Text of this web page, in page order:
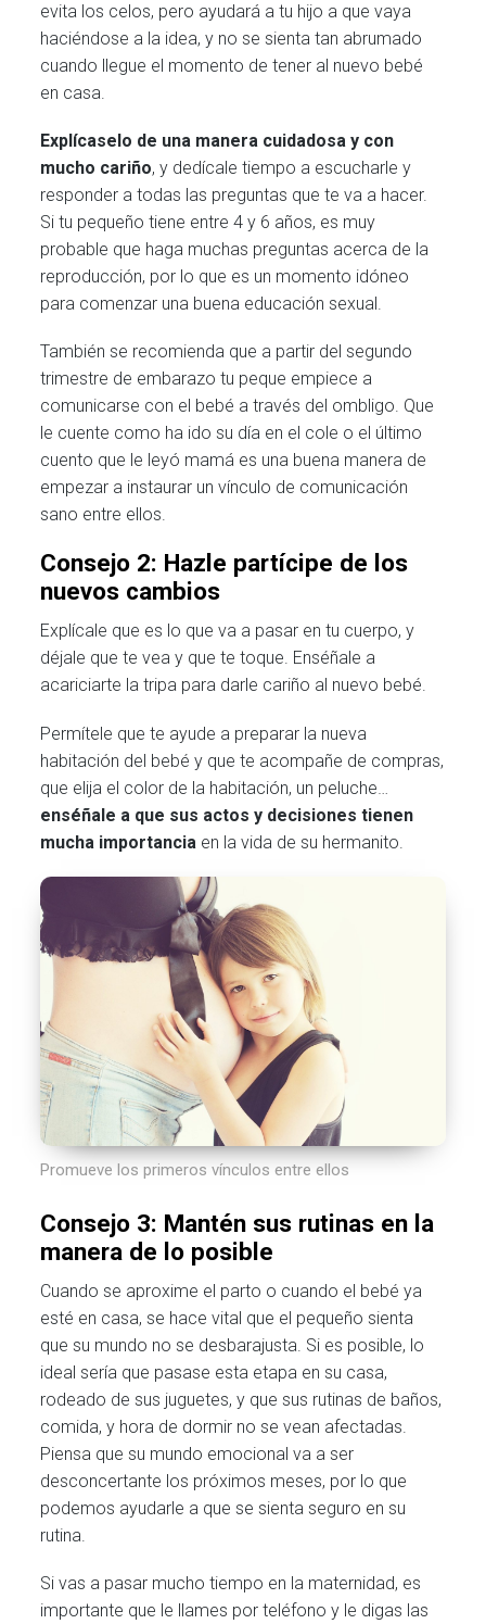
evita los celos, pero ayudará a tu hijo a que vaya
haciéndose a la idea, y no se sienta tan abrumado
cuando llegue el momento de tener al nuevo bebé
en casa.
Explícaselo de una manera cuidadosa y con
mucho cariño, y dedícale tiempo a escucharle y
responder a todas las preguntas que te va a hacer.
Si tu pequeño tiene entre 4 y 6 años, es muy
probable que haga muchas preguntas acerca de la
reproducción, por lo que es un momento idóneo
para comenzar una buena educación sexual.
También se recomienda que a partir del segundo
trimestre de embarazo tu peque empiece a
comunicarse con el bebé a través del ombligo. Que
le cuente como ha ido su día en el cole o el último
cuento que le leyó mamá es una buena manera de
empezar a instaurar un vínculo de comunicación
sano entre ellos.
Consejo 2: Hazle partícipe de los
nuevos cambios
Explícale que es lo que va a pasar en tu cuerpo, y
déjale que te vea y que te toque. Enséñale a
acariciarte la tripa para darle cariño al nuevo bebé.
Permítele que te ayude a preparar la nueva
habitación del bebé y que te acompañe de compras,
que elija el color de la habitación, un peluche…
enséñale a que sus actos y decisiones tienen
mucha importancia en la vida de su hermanito.
Promueve los primeros vínculos entre ellos
Consejo 3: Mantén sus rutinas en la
manera de lo posible
Cuando se aproxime el parto o cuando el bebé ya
esté en casa, se hace vital que el pequeño sienta
que su mundo no se desbarajusta. Si es posible, lo
ideal sería que pasase esta etapa en su casa,
rodeado de sus juguetes, y que sus rutinas de baños,
comida, y hora de dormir no se vean afectadas.
Piensa que su mundo emocional va a ser
desconcertante los próximos meses, por lo que
podemos ayudarle a que se sienta seguro en su
rutina.
Si vas a pasar mucho tiempo en la maternidad, es
importante que le llames por teléfono y le digas las